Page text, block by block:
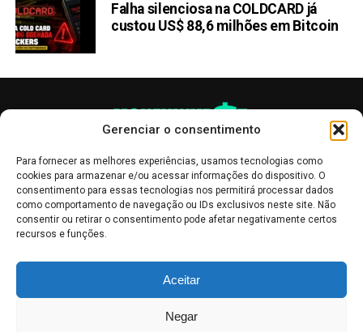
Gerenciar o consentimento
Para fornecer as melhores experiências, usamos tecnologias como
cookies para armazenar e/ou acessar informações do dispositivo. O
consentimento para essas tecnologias nos permitirá processar dados
como comportamento de navegação ou IDs exclusivos neste site. Não
consentir ou retirar o consentimento pode afetar negativamente certos
recursos e funções.
Aceitar
Negar
Falha silenciosa na COLDCARD já
custou US$ 88,6 milhões em Bitcoin
informativo, servindo como boletins de divulgação, e não devem ser
interpretadas como recomendações de investimento.Leia mais
Bolsa de Valores